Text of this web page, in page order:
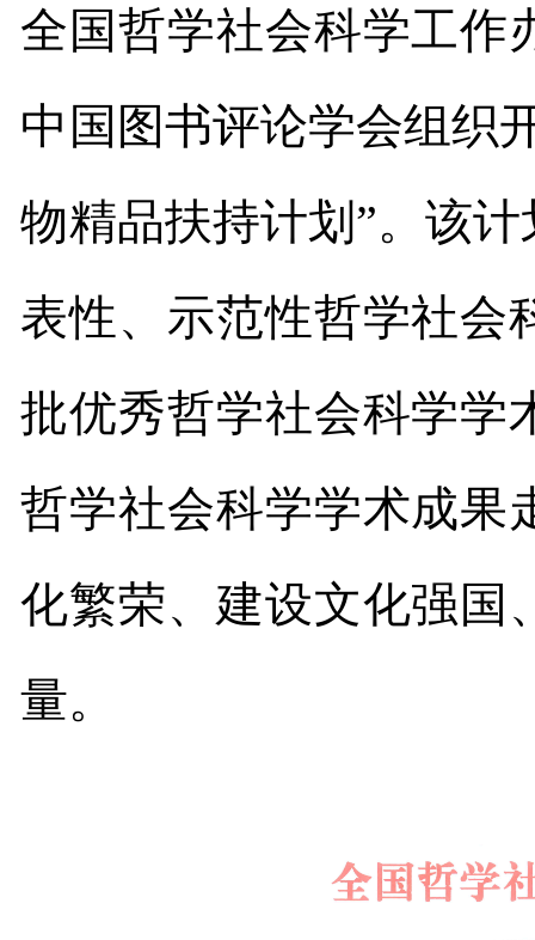
全国哲学社会科学工作
中国图书评论学会组织
物精品扶持计划”。该
表性、示范性哲学社会
批优秀哲学社会科学学
哲学社会科学学术成果
化繁荣、建设文化强国
量。